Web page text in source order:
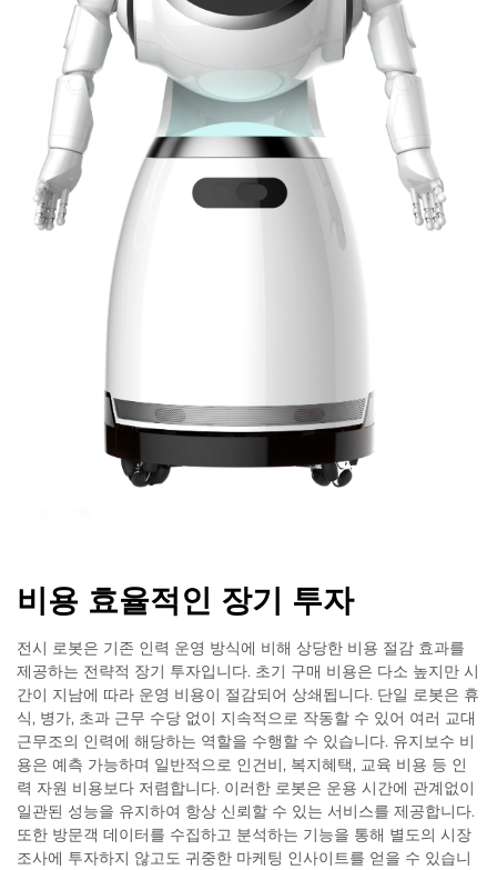
비용 효율적인 장기 투자
전시 로봇은 기존 인력 운영 방식에 비해 상당한 비용 절감 효과를
제공하는 전략적 장기 투자입니다. 초기 구매 비용은 다소 높지만 시
간이 지남에 따라 운영 비용이 절감되어 상쇄됩니다. 단일 로봇은 휴
식, 병가, 초과 근무 수당 없이 지속적으로 작동할 수 있어 여러 교대
근무조의 인력에 해당하는 역할을 수행할 수 있습니다. 유지보수 비
용은 예측 가능하며 일반적으로 인건비, 복지혜택, 교육 비용 등 인
력 자원 비용보다 저렴합니다. 이러한 로봇은 운용 시간에 관계없이
일관된 성능을 유지하여 항상 신뢰할 수 있는 서비스를 제공합니다.
또한 방문객 데이터를 수집하고 분석하는 기능을 통해 별도의 시장
조사에 투자하지 않고도 귀중한 마케팅 인사이트를 얻을 수 있습니